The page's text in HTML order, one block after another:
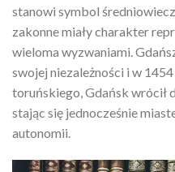
stanowi symbol
zakonne miały charakter
wieloma wyzwaniami.
swojej niezależności i w
toruńskiego, Gdańsk wrócił
stając się jednocześnie
autonomii.